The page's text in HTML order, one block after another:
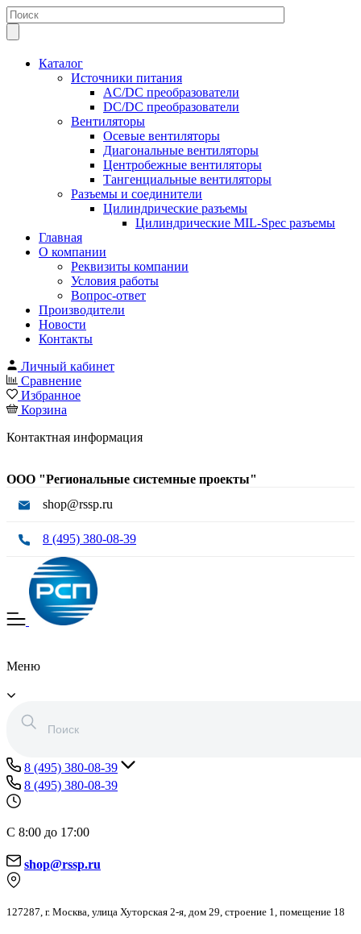
Каталог
Источники питания
AC/DC преобразователи
DC/DC преобразователи
Вентиляторы
Осевые вентиляторы
Диагональные вентиляторы
Центробежные вентиляторы
Тангенциальные вентиляторы
Разъемы и соединители
Цилиндрические разъемы
Цилиндрические MIL-Spec разъемы
Главная
О компании
Реквизиты компании
Условия работы
Вопрос-ответ
Производители
Новости
Контакты
Личный кабинет
Сравнение
Избранное
Корзина
Контактная информация
ООО "Региональные системные проекты"
shop@rssp.ru
8 (495) 380-08-39
Меню
8 (495) 380-08-39
8 (495) 380-08-39
С 8:00 до 17:00
shop@rssp.ru
127287, г. Москва, улица Хуторская 2-я, дом 29, строение 1, помещение 18